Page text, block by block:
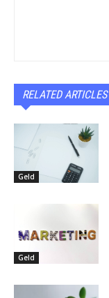
RELATED ARTICLES
Geld
Geld